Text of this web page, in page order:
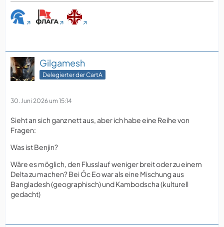
Gilgamesh
Delegierter der CartA
30. Juni 2026 um 15:14
Sieht an sich ganz nett aus, aber ich habe eine Reihe von
Fragen:
Was ist Benjin?
Wäre es möglich, den Flusslauf weniger breit oder zu einem
Delta zu machen? Bei Óc Eo war als eine Mischung aus
Bangladesh (geographisch) und Kambodscha (kulturell
gedacht)